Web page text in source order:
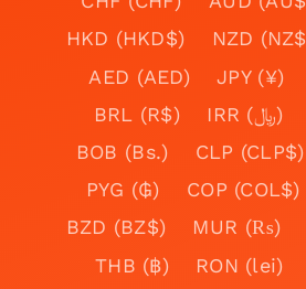
HKD (HKD$)
NZD
AED (AED)
JPY (¥)
BRL (R$)
IRR (﷼)
BOB (Bs.)
CLP (CLP$)
PYG (₲)
COP (COL$)
BZD (BZ$)
MUR (₨)
THB (฿)
RON (lei)